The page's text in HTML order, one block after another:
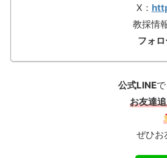
X：
教採情
フォ
公式LINE
お友達
ぜひお